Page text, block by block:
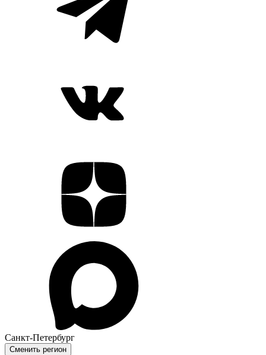
Санкт-Петербург
Сменить регион